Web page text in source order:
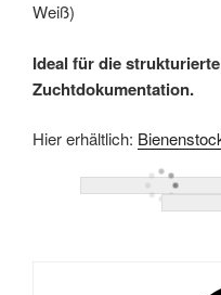
Weiß)
Ideal für die
Zuchtdokumentation.
Hier erhältlich: